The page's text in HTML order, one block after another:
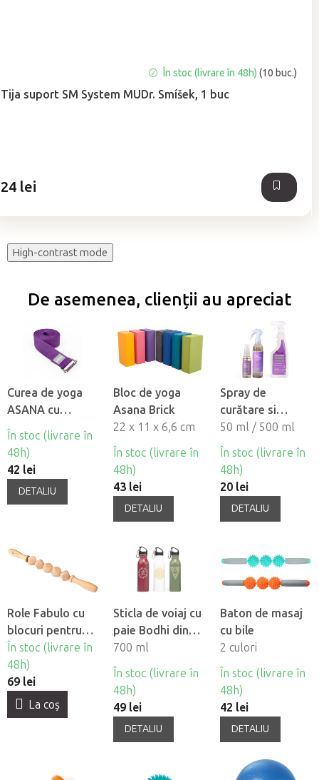
Tija suport SM System MUDr. Smíšek, 1 buc
medie
a
stele.
În stoc (livrare în 48h)(10 buc.)
24 lei
High-contrast mode
De asemenea, clienții au apreciat
Curea de yoga
ASANA cu
cataramã
metalicã
În stoc (livrare în
48h)
42 lei
DETALIU
Bloc de yoga
Asana Brick
22 x 11 x 6,6 cm
În stoc (livrare în
48h)
43 lei
DETALIU
Spray de
curătare si
revigorare Mat
Refresher pentru
saltea de yoga
50 ml / 500 ml
În stoc (livrare în
48h)
20 lei
DETALIU
Role Fabulo cu
blocuri pentru
maderoterapie
În stoc (livrare în
48h)
69 lei
La coş
Sticla de voiaj cu
paie Bodhi din
otel inoxidabil
700 ml
În stoc (livrare în
48h)
49 lei
DETALIU
Baton de masaj
cu bile
2 culori
În stoc (livrare în
48h)
42 lei
DETALIU